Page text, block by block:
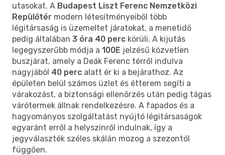
utasokat. A Budapest Liszt Ferenc Nemzetközi
Repülőtér modern létesítményeiből több
légitársaság is üzemeltet járatokat, a menetidő
pedig általában 3 óra 40 perc körüli. A kijutás
legegyszerűbb módja a 100E jelzésű közvetlen
buszjárat, amely a Deák Ferenc térről indulva
nagyjából 40 perc alatt ér ki a bejárathoz. Az
épületen belül számos üzlet és étterem segíti a
várakozást, a biztonsági ellenőrzés után pedig tágas
várótermek állnak rendelkezésre. A fapados és a
hagyományos szolgáltatást nyújtó légitársaságok
egyaránt erről a helyszínről indulnak, így a
jegyválaszték széles skálán mozog a szezontól
függően.